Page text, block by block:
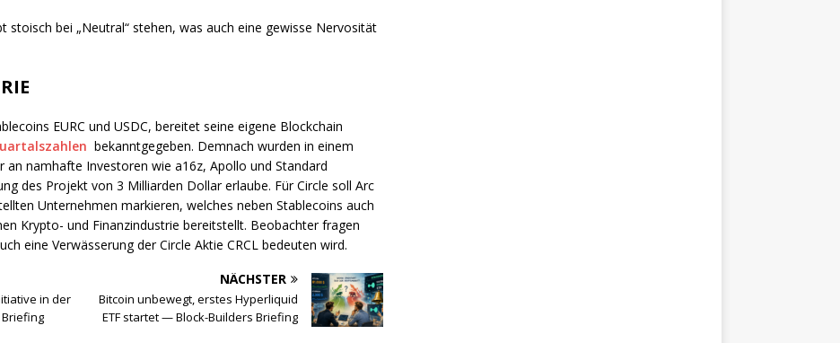
bei „Neutral“ stehen, was auch eine gewisse Nervosität
EURC und USDC, bereitet seine eigene Blockchain
bekanntgegeben. Demnach wurden in einem
an namhafte Investoren wie a16z, Apollo und Standard
des Projekt von 3 Milliarden Dollar erlaube. Für Circle soll Arc
Unternehmen markieren, welches neben Stablecoins auch
Krypto- und Finanzindustrie bereitstellt. Beobachter fragen
eine Verwässerung der Circle Aktie CRCL bedeuten wird.
in der
NÄCHSTER
Bitcoin unbewegt, erstes Hyperliquid
ETF startet — Block-Builders Briefing